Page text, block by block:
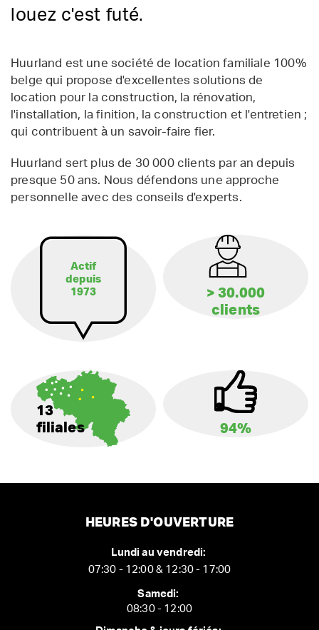
louez c'est futé.
Huurland est une société de location familiale 100%
belge qui propose d'excellentes solutions de
location pour la construction, la rénovation,
l'installation, la finition, la construction et l'entretien ;
qui contribuent à un savoir-faire fier.
Huurland sert plus de 30 000 clients par an depuis
presque 50 ans. Nous défendons une approche
personnelle avec des conseils d'experts.
Actif
depuis
1973
> 30.000
clients
13
filiales
94%
HEURES D'OUVERTURE
Lundi au vendredi:
07:30 - 12:00 & 12:30 - 17:00
Samedi:
08:30 - 12:00